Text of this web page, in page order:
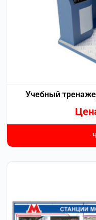
Учебный